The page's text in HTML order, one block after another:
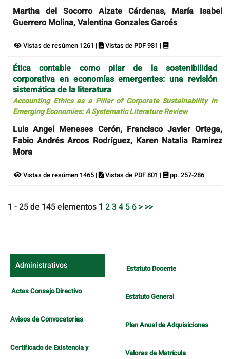
Martha del Socorro Alzate Cárdenas, María Isabel
Guerrero Molina, Valentina Gonzales Garcés
Vistas de resúmen 1261 | Vistas de PDF 981 |
Ética contable como pilar de la sostenibilidad
corporativa en economías emergentes: una revisión
sistemática de la literatura
Accounting Ethics as a Pillar of Corporate Sustainability in
Emerging Economies: A Systematic Literature Review
Luis Angel Meneses Cerón, Francisco Javier Ortega,
Fabio Andrés Arcos Rodríguez, Karen Natalia Ramirez
Mora
Vistas de resúmen 1465 | Vistas de PDF 801 | pp. 257-286
1 - 25 de 145 elementos 1 234 56 > >>
Administrativos
Actas Consejo Directivo
Avisos de Convocatorias
Certificado de Existencia y
Estatuto Docente
Estatuto General
Plan Anual de Adquisiciones
Valores de Matrícula